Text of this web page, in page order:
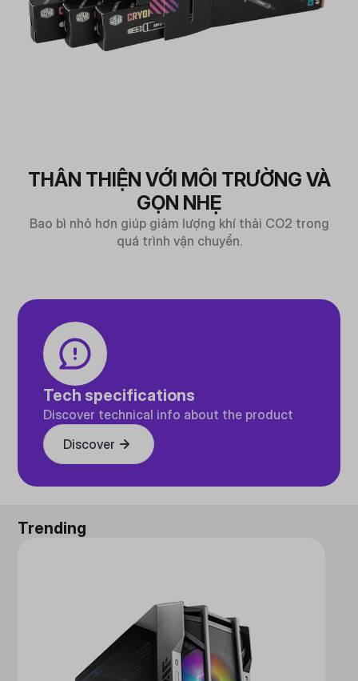
THÂN THIỆN VỚI MÔI TRƯỜNG VÀ
GỌN NHẸ
Bao bì nhỏ hơn giúp giảm lượng khí thải CO2 trong
quá trình vận chuyển.
Tech specifications
Discover technical info about the product
Discover
Trending